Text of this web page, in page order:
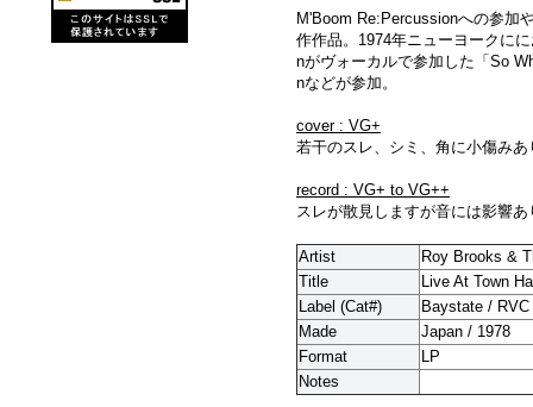
M'Boom Re:Percussionへの参加
作作品。1974年ニューヨークに
nがヴォーカルで参加した「So
nなどが参加。
cover : VG+
若干のスレ、シミ、角に小傷みあ
record : VG+ to VG++
スレが散見しますが音には影響あ
Artist
Roy Brooks &
Title
Live At Town
Label (Cat#)
Baystate /
Made
Japan / 1978
Format
LP
Notes